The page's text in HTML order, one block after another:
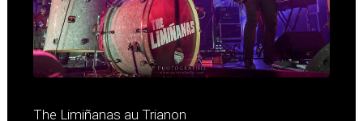
The Limiñanas au Trianon